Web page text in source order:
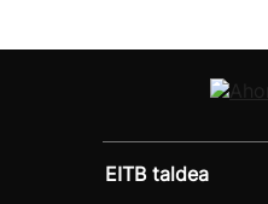
EITB taldea